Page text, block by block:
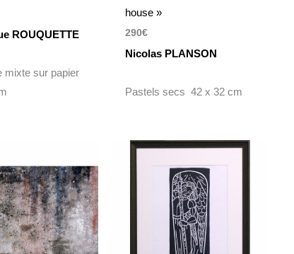
ROUQUETTE
mixte sur papier
house »
290€
Nicolas PLANSON
Pastels secs 42 x 32 cm
prix :
360€
à
540€